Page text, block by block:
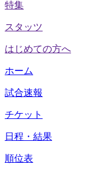
特集
スタッツ
はじめての方へ
ホーム
試合速報
チケット
日程・結果
順位表